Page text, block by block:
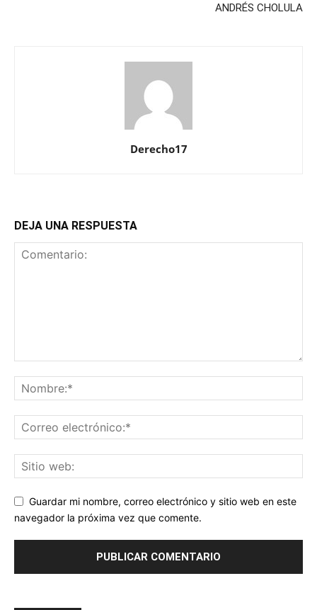
ANDRÉS CHOLULA
Derecho17
DEJA UNA RESPUESTA
Guardar mi nombre, correo electrónico y sitio web en este
navegador la próxima vez que comente.